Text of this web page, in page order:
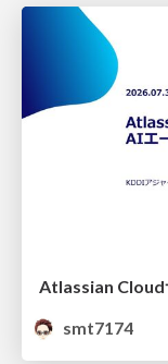
smt7174